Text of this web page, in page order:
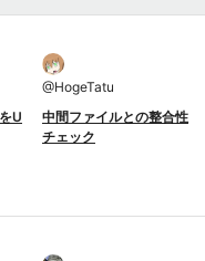
U
@HogeTatu
中間ファイルとの整合性
チェック